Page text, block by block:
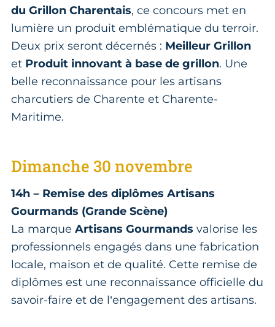
du Grillon Charentais, ce concours met en
lumière un produit emblématique du terroir.
Deux prix seront décernés : Meilleur Grillon
et Produit innovant à base de grillon. Une
belle reconnaissance pour les artisans
charcutiers de Charente et Charente-
Maritime.
Dimanche 30 novembre
14h – Remise des diplômes Artisans
Gourmands (Grande Scène)
La marque Artisans Gourmands valorise les
professionnels engagés dans une fabrication
locale, maison et de qualité. Cette remise de
diplômes est une reconnaissance officielle du
savoir-faire et de l’engagement des artisans.